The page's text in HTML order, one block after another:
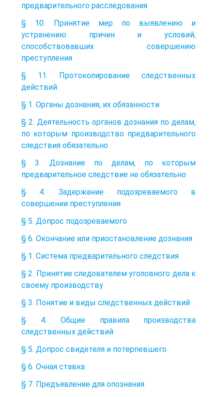
предварительного расследования
§ 10. Принятие мер по выявлению и
устранению причин и условий,
способствовавших совершению
преступления
§ 11. Протоколирование следственных
действий
§ 1. Органы дознания, их обязанности
§ 2. Деятельность органов дознания по делам,
по которым производство предварительного
следствия обязательно
§ 3. Дознание по делам, по которым
предварительное следствие не обязательно
§ 4. Задержание подозреваемого в
совершении преступления
§ 5. Допрос подозреваемого
§ 6. Окончание или приостановление дознания
§ 1. Система предварительного следствия
§ 2. Принятие следователем уголовного дела к
своему производству
§ 3. Понятие и виды следственных действий
§ 4. Общие правила производства
следственных действий
§ 5. Допрос свидетеля и потерпевшего
§ 6. Очная ставка
§ 7. Предъявление для опознания